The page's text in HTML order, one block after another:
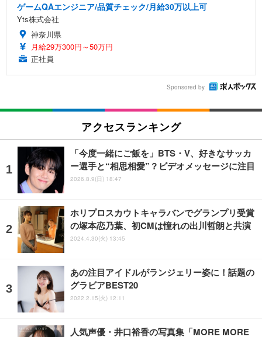
ゲームQAエンジニア/品質チェック/月給30万以上可
Yts株式会社
神奈川県
月給29万300円～50万円
正社員
Sponsored by
アクセスランキング
「今度一緒にご飯を」BTS・V、好きなサッカ
ー選手と“相思相愛”？ビデオメッセージに注目
2026.8.9(日) 18:47
ホリプロスカウトキャラバンでグランプリ受賞
の塚本恋乃葉、初CMは憧れの出川哲朗と共演
2024.4.30(火) 13:45
あの注目アイドルがランジェリー姿に！話題の
グラビアBEST20
2022.2.15(火) 12:11
人気声優・井口裕香の写真集「MORE MORE